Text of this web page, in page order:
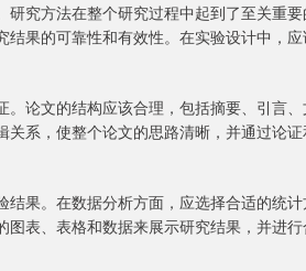
究方法在整个研究过程中起到了至关重
果的可靠性和有效性。在实验设计中，
论文的结构应该合理，包括摘要、引言、
系，使整个论文的思路清晰，并通过论
果。在数据分析方面，应选择合适的统
表、表格和数据来展示研究结果，并进